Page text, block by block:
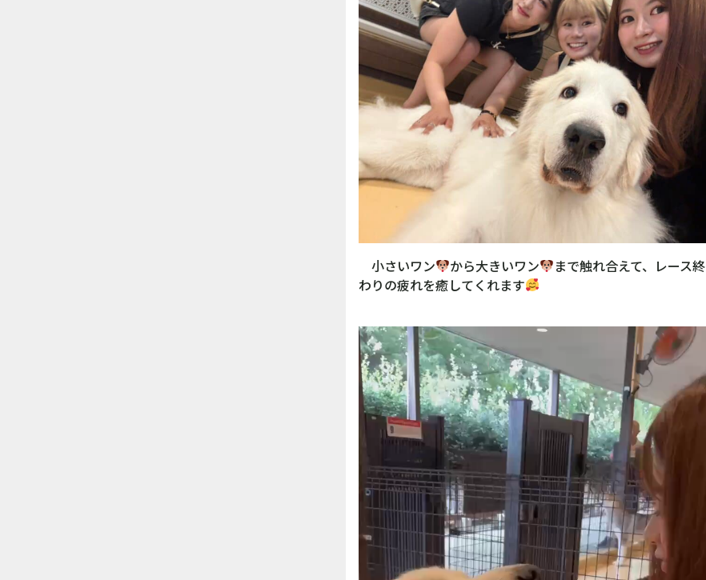
小さいワン から大きいワン
まで触れ合えて、レース終
わりの疲れを癒してくれます